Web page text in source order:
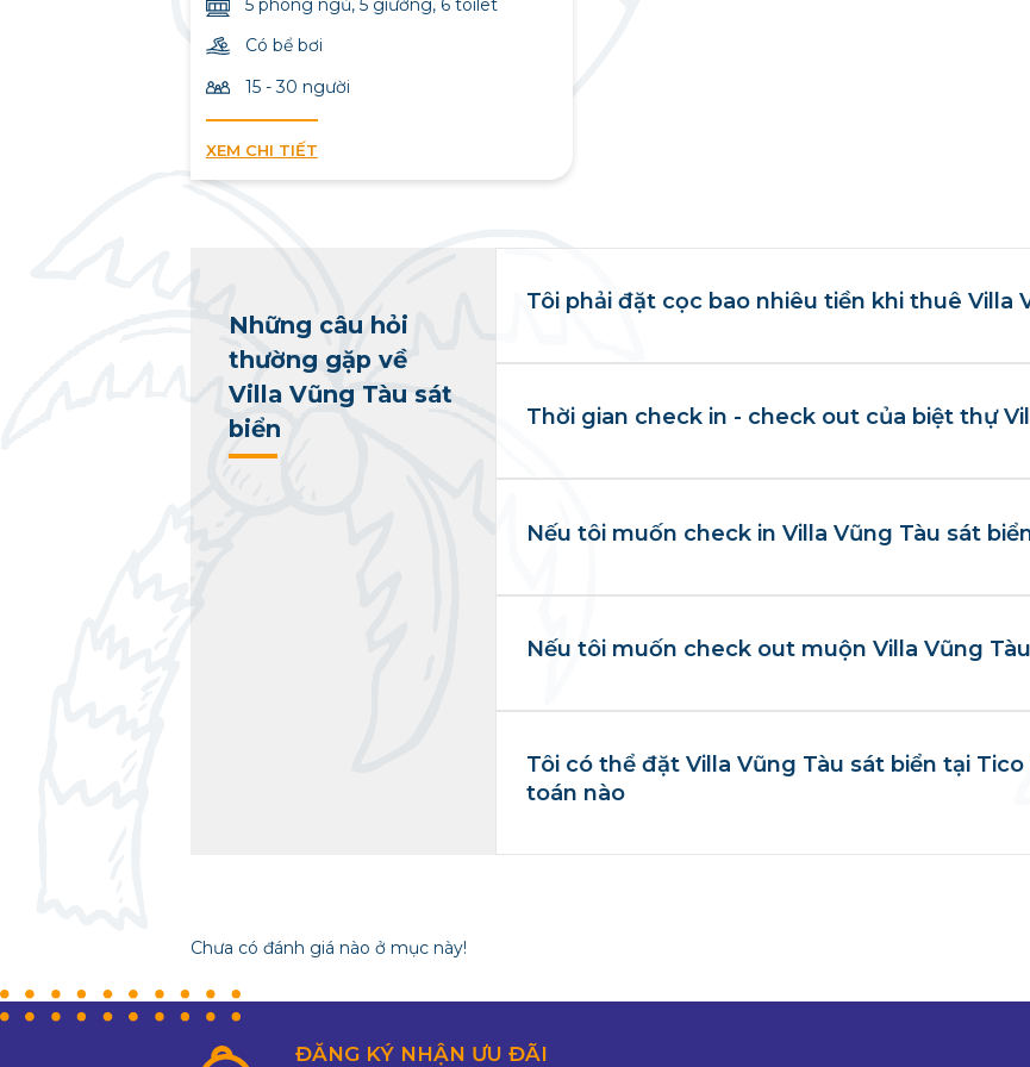
5 phòng ngủ, 5 giường, 6 toilet
Có bể bơi
15 - 30 người
XEM CHI TIẾT
Những câu hỏi
thường gặp về
Villa Vũng Tàu sát
biển
Tôi phải đặt cọc bao nhiêu tiền khi thuê Villa
Thời gian check in - check out của biệt thự
Nếu tôi muốn check in Villa Vũng Tàu sát
Nếu tôi muốn check out muộn Villa Vũng
Tôi có thể đặt Villa Vũng Tàu sát biển tại
toán nào
Chưa có đánh giá nào ở mục này!
ĐĂNG KÝ NHẬN ƯU ĐÃI